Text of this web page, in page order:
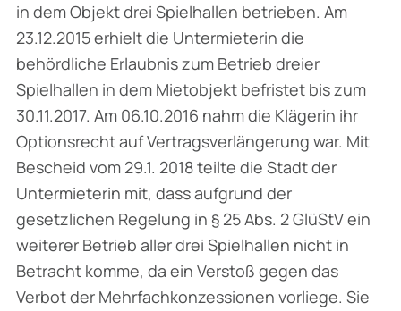
in dem Objekt drei Spielhallen betrieben. Am
23.12.2015 erhielt die Untermieterin die
behördliche Erlaubnis zum Betrieb dreier
Spielhallen in dem Mietobjekt befristet bis zum
30.11.2017. Am 06.10.2016 nahm die Klägerin ihr
Optionsrecht auf Vertragsverlängerung war. Mit
Bescheid vom 29.1. 2018 teilte die Stadt der
Untermieterin mit, dass aufgrund der
gesetzlichen Regelung in § 25 Abs. 2 GlüStV ein
weiterer Betrieb aller drei Spielhallen nicht in
Betracht komme, da ein Verstoß gegen das
Verbot der Mehrfachkonzessionen vorliege. Sie